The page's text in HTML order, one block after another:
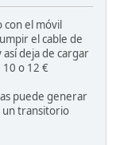
con el móvil
el cable de
deja de cargar
10 o 12 €
puede generar
un transitorio